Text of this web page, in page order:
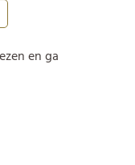
en ga